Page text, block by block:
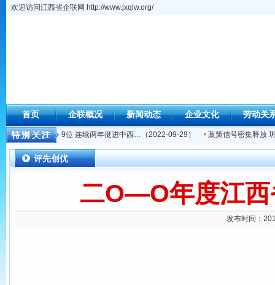
欢迎访问江西省企联网 http://www.jxqlw.org/
首页 企联概况 新闻动态 企业文化 劳动关
在全国排名再进9位 连续两年挺进中西…（2022-09-29） 政策信号密集释放 巩
评先创优
二O—O年度江西
发布时间：